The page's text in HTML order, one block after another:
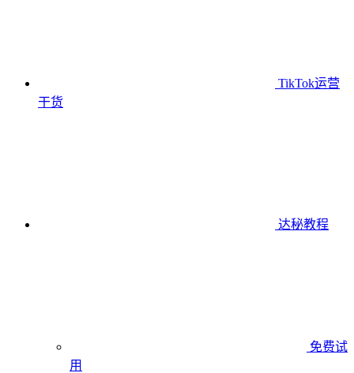
TikTok运营
干货
达秘教程
免费试
用